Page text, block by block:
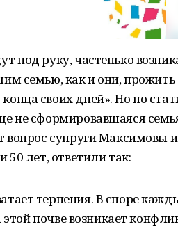
под руку, частенько
семью, как и они,
своих дней». Но по
не сформировавшаяся
вопрос супруги Максимовы
50 лет, ответили так:
терпения. В споре
почве возникает